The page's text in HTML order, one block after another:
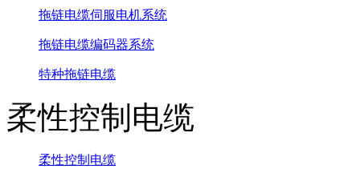
拖链电缆伺服电机系统
拖链电缆编码器系统
特种拖链电缆
柔性控制电缆
柔性控制电缆